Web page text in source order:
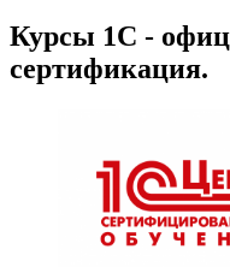
Курсы 1С -
сертификация.